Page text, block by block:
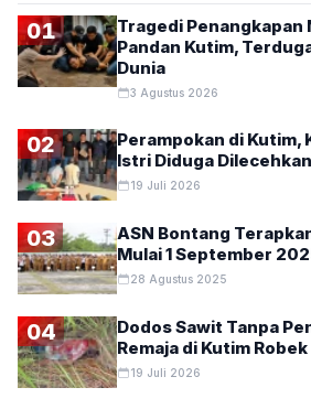
01
Tragedi Penangkapan
Pandan Kutim,
Dunia
3 Agustus 2026
02
Perampokan di Kutim,
Istri Diduga Dilecehkan
19 Juli 2026
03
ASN Bontang
Mulai 1 September
28 Agustus 2025
04
Dodos Sawit Tanpa
Remaja di Kutim
19 Juli 2026